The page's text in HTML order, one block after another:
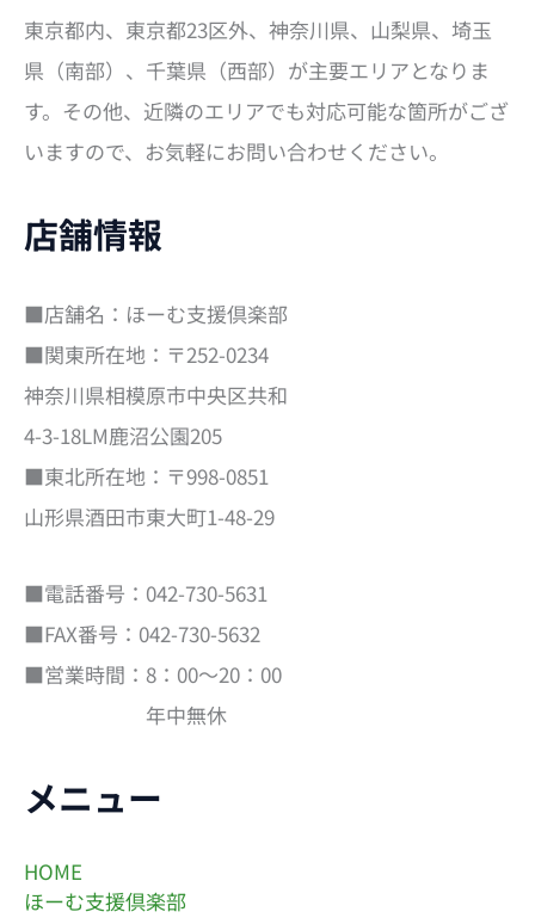
東京都内、東京都23区外、神奈川県、山梨県、埼玉
県（南部）、千葉県（西部）が主要エリアとなりま
す。その他、近隣のエリアでも対応可能な箇所がござ
いますので、お気軽にお問い合わせください。
店舗情報
■店舗名：ほーむ支援倶楽部
■関東所在地：〒252-0234
神奈川県相模原市中央区共和
4-3-18LM鹿沼公園205
■東北所在地：〒998-0851
山形県酒田市東大町1-48-29
■電話番号：042-730-5631
■FAX番号：042-730-5632
■営業時間：8：00～20：00
年中無休
メニュー
HOME
ほーむ支援倶楽部